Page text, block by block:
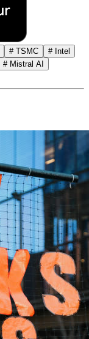
# TSMC
# Intel
# Mistral AI